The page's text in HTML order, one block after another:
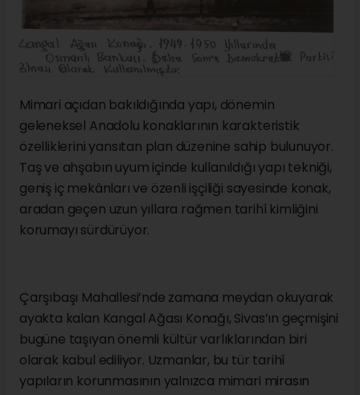
Mimari açıdan bakıldığında yapı, dönemin
geleneksel Anadolu konaklarının karakteristik
özelliklerini yansıtan plan düzenine sahip bulunuyor.
Taş ve ahşabın uyum içinde kullanıldığı yapı tekniği,
geniş iç mekânları ve özenli işçiliği sayesinde konak,
aradan geçen uzun yıllara rağmen tarihî kimliğini
korumayı sürdürüyor.
Çarşıbaşı Mahallesi’nde zamana meydan okuyarak
ayakta kalan Kangal Ağası Konağı, Sivas’ın geçmişini
bugüne taşıyan önemli kültür varlıklarından biri
olarak kabul ediliyor. Uzmanlar, bu tür tarihî
yapıların korunmasının yalnızca mimari mirasın